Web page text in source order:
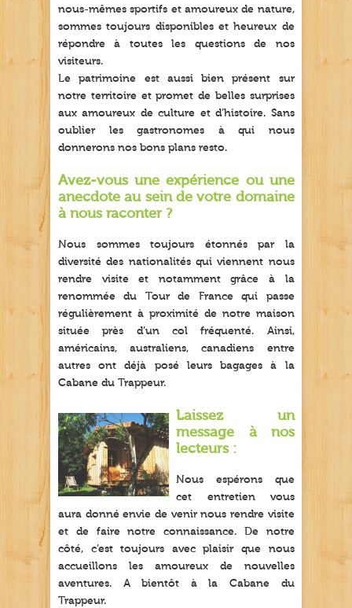
nous-mêmes sportifs et amoureux de nature,
sommes toujours disponibles et heureux de
répondre à toutes les questions de nos
visiteurs.
Le patrimoine est aussi bien présent sur
notre territoire et promet de belles surprises
aux amoureux de culture et d’histoire. Sans
oublier les gastronomes à qui nous
donnerons nos bons plans resto.
Avez-vous une expérience ou une
anecdote au sein de votre domaine
à nous raconter ?
Nous sommes toujours étonnés par la
diversité des nationalités qui viennent nous
rendre visite et notamment grâce à la
renommée du Tour de France qui passe
régulièrement à proximité de notre maison
située près d’un col fréquenté. Ainsi,
américains, australiens, canadiens entre
autres ont déjà posé leurs bagages à la
Cabane du Trappeur.
Laissez un
message à nos
lecteurs :
Nous espérons que
cet entretien vous
aura donné envie de venir nous rendre visite
et de faire notre connaissance. De notre
côté, c’est toujours avec plaisir que nous
accueillons les amoureux de nouvelles
aventures. A bientôt à la Cabane du
Trappeur.